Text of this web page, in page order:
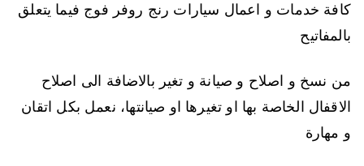
كافة خدمات و اعمال سيارات رنج روفر فوج فيما يتعلق
بالمفاتيح
من نسخ و اصلاح و صيانة و تغير بالاضافة الى اصلاح
الاقفال الخاصة بها او تغيرها او صيانتها، نعمل بكل اتقان
و مهارة